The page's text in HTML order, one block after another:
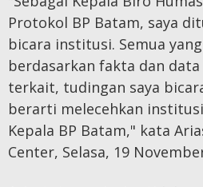
SOP
Perlindungan
Wartawan
Protokol BP Batam, saya
bicara institusi. Semua
berdasarkan fakta dan
terkait, tudingan saya
berarti melecehkan
Kepala BP Batam," kata
Center, Selasa, 19